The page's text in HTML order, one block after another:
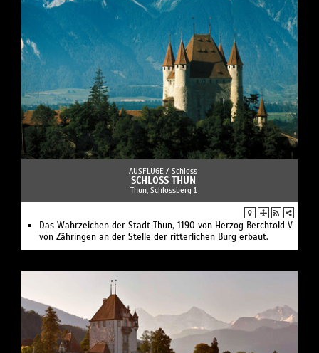
AUSFLÜGE / Schloss
SCHLOSS THUN
Thun, Schlossberg 1
Das Wahrzeichen der Stadt Thun, 1190 von Herzog Berchtold V
von Zähringen an der Stelle der ritterlichen Burg erbaut.